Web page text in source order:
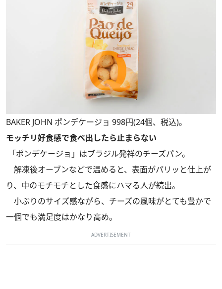
BAKER JOHN ポンデケージョ 998円(24個、税込)。
モッチリ好食感で食べ出したら止まらない
「ポンデケージョ」はブラジル発祥のチーズパン。
解凍後オーブンなどで温めると、表面がパリッと仕上が
り、中のモチモチとした食感にハマる人が続出。
小ぶりのサイズ感ながら、チーズの風味がとても豊かで
一個でも満足度はかなり高め。
ADVERTISEMENT